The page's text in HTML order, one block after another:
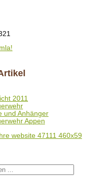
2011
und Anhänger
Appen